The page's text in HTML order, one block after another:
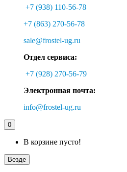
+7 (938) 110-56-78
+7 (863) 270-56-78
sale@frostel-ug.ru
Отдел сервиса:
+7 (928) 270-56-79
Электронная почта:
info@frostel-ug.ru
0
В корзине пусто!
Везде